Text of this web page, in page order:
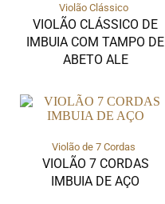
Violão Clássico
VIOLÃO CLÁSSICO DE
IMBUIA COM TAMPO DE
ABETO ALE
Violão de 7 Cordas
VIOLÃO 7 CORDAS
IMBUIA DE AÇO